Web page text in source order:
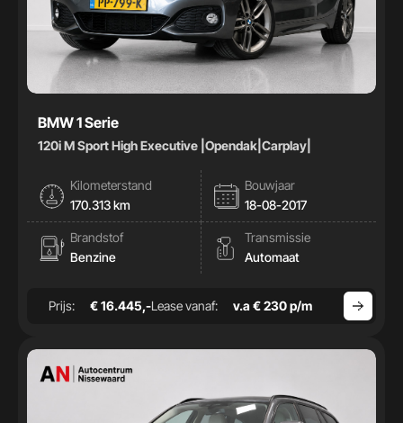
BMW 1 Serie
120i M Sport High Executive |Opendak|Carplay|
Kilometerstand
170.313 km
Bouwjaar
18-08-2017
Brandstof
Benzine
Transmissie
Automaat
Prijs: € 16.445,-Lease vanaf: v.a € 230 p/m